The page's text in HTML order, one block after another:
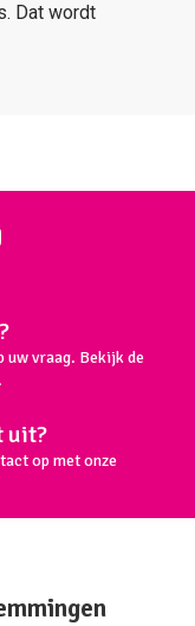
Dat wordt
uw vraag. Bekijk de
uit?
op met onze